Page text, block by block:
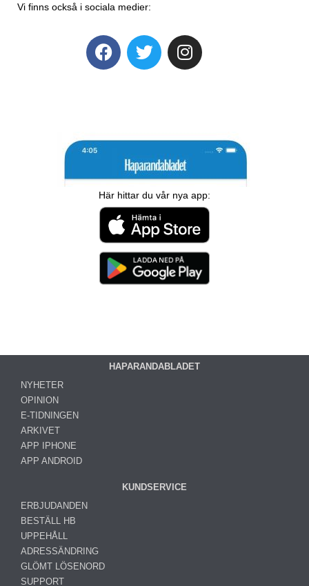
Vi finns också i sociala medier:
Här hittar du vår nya app:
HAPARANDABLADET
NYHETER
OPINION
E-TIDNINGEN
ARKIVET
APP IPHONE
APP ANDROID
KUNDSERVICE
ERBJUDANDEN
BESTÄLL HB
UPPEHÅLL
ADRESSÄNDRING
GLÖMT LÖSENORD
SUPPORT